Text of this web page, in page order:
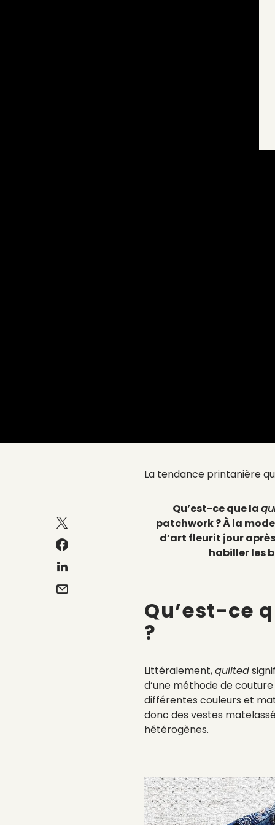
La tendance printanière
Qu’est-ce que la
patchwork ? À la
d’art fleurit jour
habiller les
Qu’est-ce
?
Littéralement,quilted
d’une méthode de
différentes couleurs et
donc des vestes
hétérogènes.